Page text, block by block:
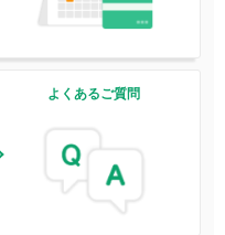
よくあるご質問